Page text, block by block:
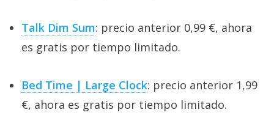
Talk Dim Sum: precio anterior 0,99 €, ahora
es gratis por tiempo limitado.
Bed Time | Large Clock: precio anterior 1,99
€, ahora es gratis por tiempo limitado.